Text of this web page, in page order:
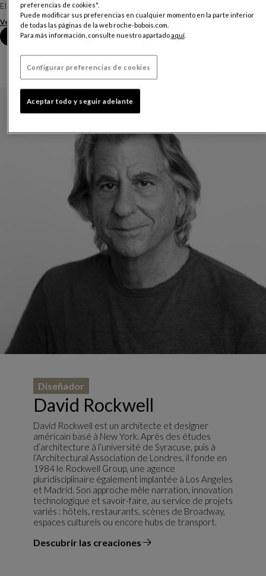
El sofá, de líneas fluidas y envolventes, e...
Ver más Descargar la ficha técnica
Reserva una cita en tienda
David Rockwell
Diseñador
David Rockwell est un architecte et designer
américain basé à New York. Après des études
d’architecture à l’université de Syracuse, puis à
l’Architectural Association de Londres, il fonde en
1984 le Rockwell Group, une agence
pluridisciplinaire également implantée à Los Angeles
et Madrid. Son approche mêle narration, innovation
technologique et savoir-faire, au service de projets
variés : hôtels, restaurants, scènes de Broadway,
espaces culturels ou encore hubs de transport.
Descubrir las creaciones
el diseñador
preferencias de cookies".
Puede modificar sus preferencias en cualquier momento en la parte inferior
de todas las páginas de la web roche-bobois.com.
Para más información, consulte nuestro apartadoaquí.
Configurar preferencias de cookies
Aceptar todo y seguir adelante